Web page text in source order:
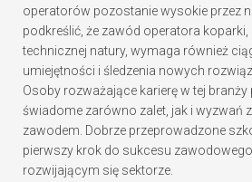
operatorów pozostanie wysokie przez
podkreślić, że zawód operatora
technicznej natury, wymaga również
umiejętności i śledzenia nowych
Osoby rozważające karierę w tej
świadome zarówno zalet, jak i wyzwań
zawodem. Dobrze przeprowadzone
pierwszy krok do sukcesu
rozwijającym się sektorze.